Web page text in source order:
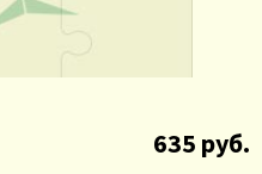
635 руб.